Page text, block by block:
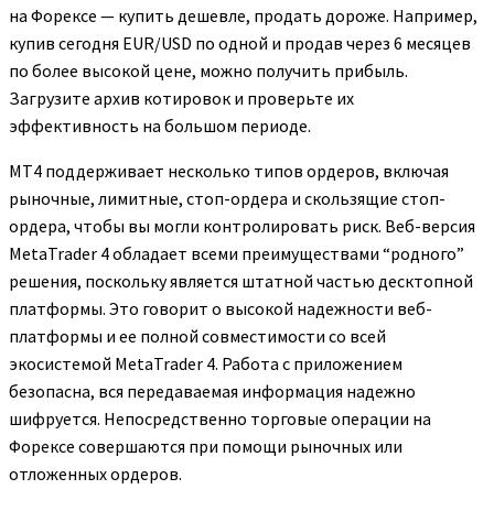
на Форексе — купить дешевле, продать дороже. Например,
купив сегодня EUR/USD по одной и продав через 6 месяцев
по более высокой цене, можно получить прибыль.
Загрузите архив котировок и проверьте их
эффективность на большом периоде.
MT4 поддерживает несколько типов ордеров, включая
рыночные, лимитные, стоп-ордера и скользящие стоп-
ордера, чтобы вы могли контролировать риск. Веб-версия
MetaTrader 4 обладает всеми преимуществами “родного”
решения, поскольку является штатной частью десктопной
платформы. Это говорит о высокой надежности веб-
платформы и ее полной совместимости со всей
экосистемой MetaTrader 4. Работа с приложением
безопасна, вся передаваемая информация надежно
шифруется. Непосредственно торговые операции на
Форексе совершаются при помощи рыночных или
отложенных ордеров.